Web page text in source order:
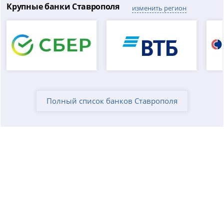
Крупные банки Ставрополя изменить регион
Полный список банков Ставрополя